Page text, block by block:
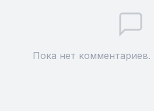
Пока нет